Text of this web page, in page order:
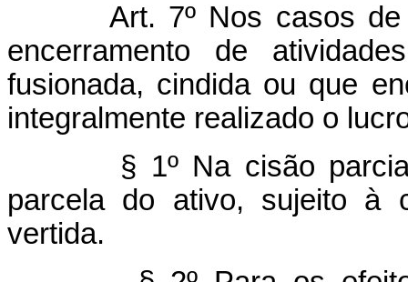
Art. 7º Nos casos
encerramento de
fusionada, cindida ou que
integralmente realizado o
§ 1º Na cisão
parcela do ativo, sujeito à
vertida.